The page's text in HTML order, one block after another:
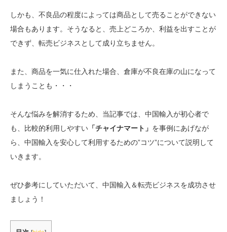
しかも、不良品の程度によっては商品として売ることができない
場合もあります。そうなると、売上どころか、利益を出すことが
できず、転売ビジネスとして成り立ちません。
また、商品を一気に仕入れた場合、倉庫が不良在庫の山になって
しまうことも・・・
そんな悩みを解消するため、当記事では、中国輸入が初心者で
も、比較的利用しやすい 「チャイナマート」 を事例にあげなが
ら、中国輸入を安心して利用するための”コツ”について説明して
いきます。
ぜひ参考にしていただいて、中国輸入＆転売ビジネスを成功させ
ましょう！